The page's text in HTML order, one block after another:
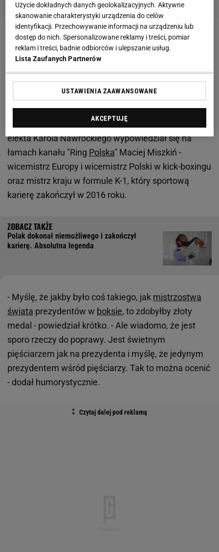
Zobacz wideoŻycie Szeremety zamieniło się w
szaleństwo. Stanowcza reakcja trenera
Wicemistrz Europy komentuje umiejętności
bokserskie Karola Nawrockiego
umiejętności bokserskich prezydenta
elekta Karola Nawrockiego wypowiedział się na
łamach kanału "Ring Polska" Maciej Miszkiń -
wicemistrz Europy i wicemistrz Polski w kick-boxingu
oraz mistrz kraju w formule K-1, który sportową
karierę zakończył w 2016 roku.
Polak dokonał niemożliwego i zakończył
karierę. Absolutna legenda
- Myślę, że jakby było coś takiego, jak mistrzostwa
świata prezydentów w boksie, to zdobyłby złoty
medal - powiedział krótko. - Ale wiadomo, że jest
sporo rzeczy do poprawy. Jest świetnym
pięściarzem jak na prezydenta i myślę, że jedynym
prezydentem wśród pięściarzy. Tak to można ocenić
- dodał humorystycznie.
Użycie dokładnych danych geolokalizacyjnych. Aktywne
skanowanie charakterystyki urządzenia do celów
identyfikacji. Przechowywanie informacji na urządzeniu lub
dostęp do nich. Spersonalizowane reklamy i treści, pomiar
reklam i treści, badnie odbiorców i ulepszanie usług.
Lista Zaufanych Partnerów
USTAWIENIA ZAAWANSOWANE
AKCEPTUJĘ